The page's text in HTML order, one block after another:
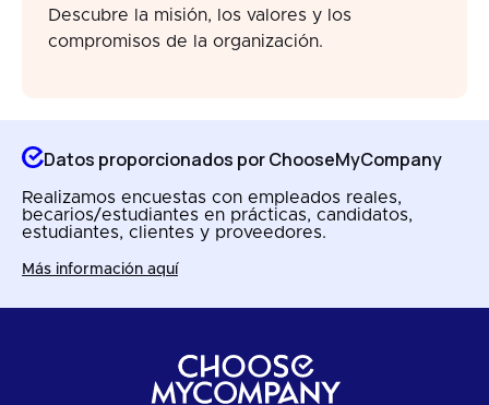
Descubre la misión, los valores y los
compromisos de la organización.
Datos proporcionados por ChooseMyCompany
Realizamos encuestas con empleados reales,
becarios/estudiantes en prácticas, candidatos,
estudiantes, clientes y proveedores.
Más información aquí